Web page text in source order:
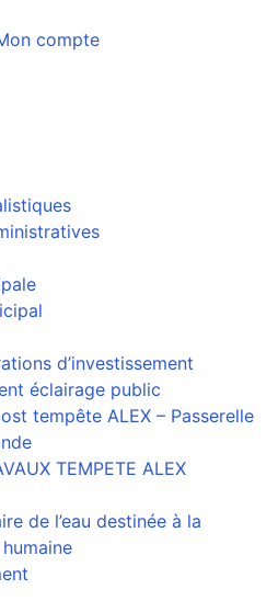
compte
d’investissement
éclairage public
tempête ALEX – Passerelle
TEMPETE ALEX
de l’eau destinée à la